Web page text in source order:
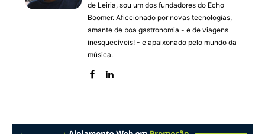
de Leiria, sou um dos fundadores do Echo
Boomer. Aficcionado por novas tecnologias,
amante de boa gastronomia - e de viagens
inesquecíveis! - e apaixonado pelo mundo da
música.